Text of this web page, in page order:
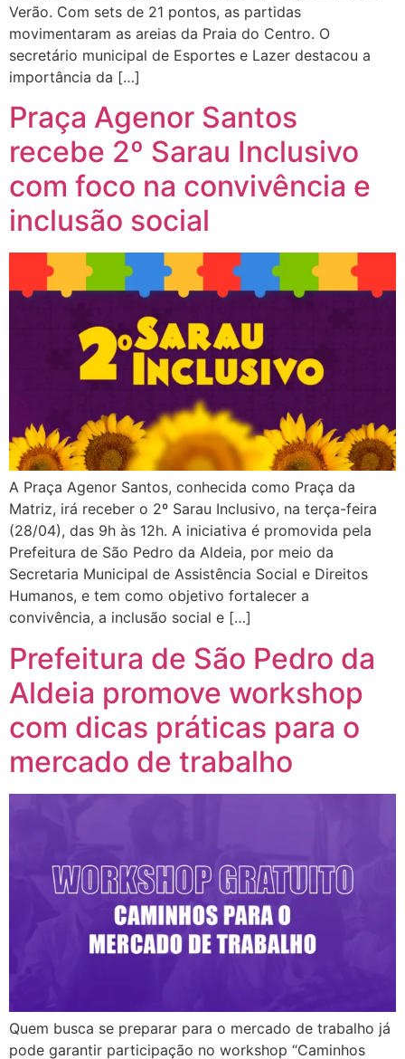
Verão. Com sets de 21 pontos, as partidas
movimentaram as areias da Praia do Centro. O
secretário municipal de Esportes e Lazer destacou a
importância da […]
Praça Agenor Santos
recebe 2º Sarau Inclusivo
com foco na convivência e
inclusão social
A Praça Agenor Santos, conhecida como Praça da
Matriz, irá receber o 2º Sarau Inclusivo, na terça-feira
(28/04), das 9h às 12h. A iniciativa é promovida pela
Prefeitura de São Pedro da Aldeia, por meio da
Secretaria Municipal de Assistência Social e Direitos
Humanos, e tem como objetivo fortalecer a
convivência, a inclusão social e […]
Prefeitura de São Pedro da
Aldeia promove workshop
com dicas práticas para o
mercado de trabalho
Quem busca se preparar para o mercado de trabalho já
pode garantir participação no workshop “Caminhos